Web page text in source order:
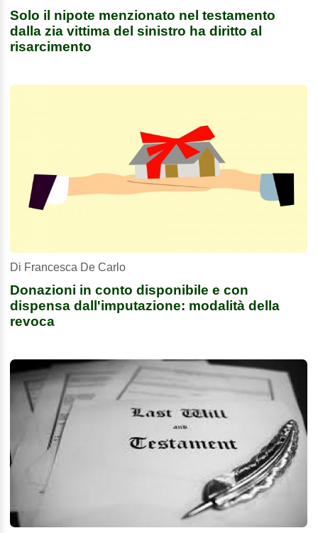
Solo il nipote menzionato nel testamento
dalla zia vittima del sinistro ha diritto al
risarcimento
Di Francesca De Carlo
Donazioni in conto disponibile e con
dispensa dall'imputazione: modalità della
revoca